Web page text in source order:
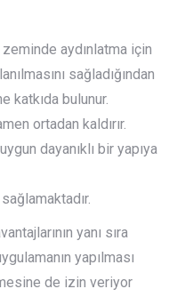
aydınlatma için
sağladığından
katkıda bulunur.
ortadan kaldırır.
dayanıklı bir yapıya
yanı sıra
yapılması
de izin veriyor